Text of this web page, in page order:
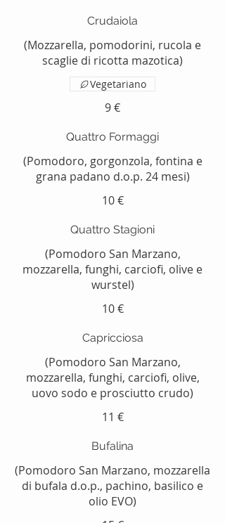
Crudaiola
(Mozzarella, pomodorini, rucola e
scaglie di ricotta mazotica)
9 €
Vegetariano
Quattro Formaggi
(Pomodoro, gorgonzola, fontina e
grana padano d.o.p. 24 mesi)
10 €
Quattro Stagioni
(Pomodoro San Marzano,
mozzarella, funghi, carciofi, olive e
wurstel)
10 €
Capricciosa
(Pomodoro San Marzano,
mozzarella, funghi, carciofi, olive,
uovo sodo e prosciutto crudo)
11 €
Bufalina
(Pomodoro San Marzano, mozzarella
di bufala d.o.p., pachino, basilico e
olio EVO)